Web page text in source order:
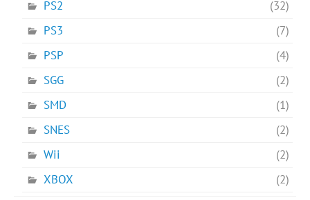
PS2
(32)
PS3
(7)
PSP
(4)
SGG
(2)
SMD
(1)
SNES
(2)
Wii
(2)
XBOX
(2)